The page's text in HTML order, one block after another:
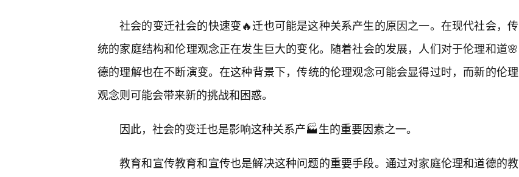
社会的变迁社会的快速变🔥迁也可能是这种关系产生的原因之一。在现代社会，传
统的家庭结构和伦理观念正在发生巨大的变化。随着社会的发展，人们对于伦理和道🌸
德的理解也在不断演变。在这种背景下，传统的伦理观念可能会显得过时，而新的伦理
观念则可能会带来新的挑战和困惑。
因此，社会的变迁也是影响这种关系产🏭生的重要因素之一。
教育和宣传教育和宣传也是解决这种问题的重要手段。通过对家庭伦理和道德的教